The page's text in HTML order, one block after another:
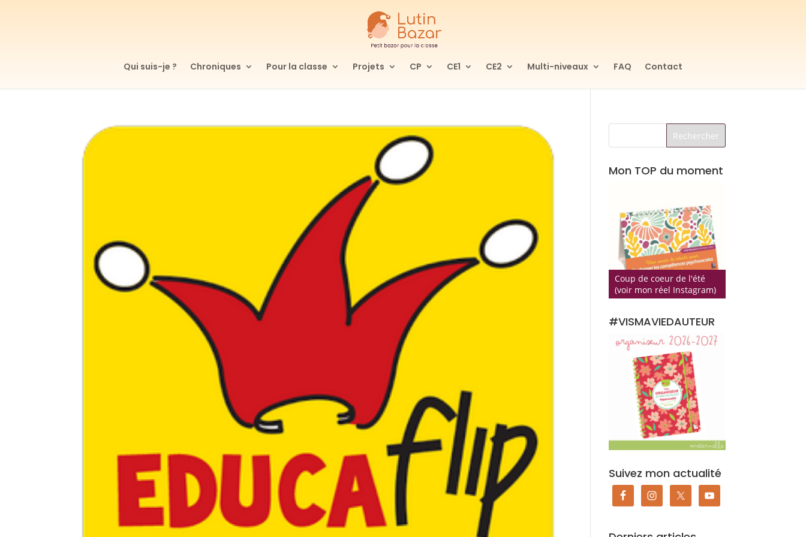
Qui suis-je ? Chroniques Pour la classe Projets CP CE1 CE2 Multi-niveaux FAQ Contact
Mon TOP du moment
Coup de coeur de l'été
(voir mon réel Instagram)
#VISMAVIEDAUTEUR
Suivez mon actualité